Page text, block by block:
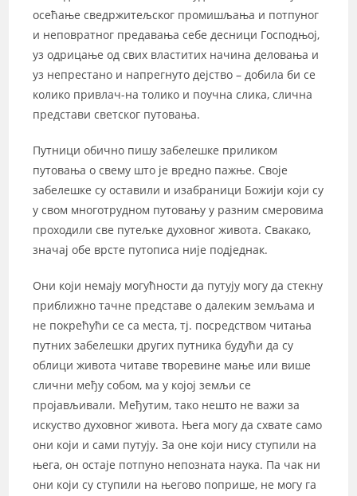
осећање сведржитељског промишљања и потпуног
и неповратног предавања себе десници Господњој,
уз одрицање од свих властитих начина деловања и
уз непрестано и напрегнуто дејство – добила би се
колико привлач-на толико и поучна слика, слична
представи светског путовања.
Путници обично пишу забелешке приликом
путовања о свему што је вредно пажње. Своје
забелешке су оставили и изабраници Божији који су
у свом многотрудном путовању у разним смеровима
проходили све путељке духовног живота. Свакако,
значај обе врсте путописа није подједнак.
Они који немају могућности да путују могу да стекну
приближно тачне представе о далеким земљама и
не покрећући се са места, тј. посредством читања
путних забелешки других путника будући да су
облици живота читаве творевине мање или више
слични међу собом, ма у којој земљи се
пројављивали. Међутим, тако нешто не важи за
искуство духовног живота. Њега могу да схвате само
они који и сами путују. За оне који нису ступили на
њега, он остаје потпуно непозната наука. Па чак ни
они који су ступили на његово поприше, не могу га